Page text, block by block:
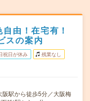
由！在宅有！
スの案内
祝日が休み 残業なし
駅から徒歩5分／大阪梅